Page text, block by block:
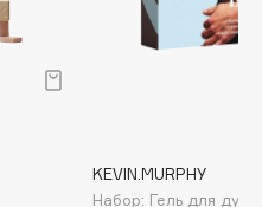
KEVIN.MURPHY
Набор: Гель для